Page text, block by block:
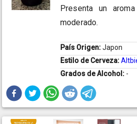
Presenta un
moderado.
País Origen:Japon
Estilo de Cerveza:
Grados de Alcohol: -